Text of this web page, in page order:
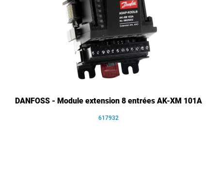
DANFOSS - Module extension 8 entrées AK-XM 101A
617932